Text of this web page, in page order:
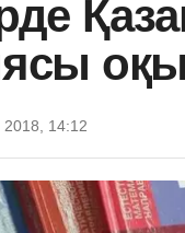
2018, 14:12